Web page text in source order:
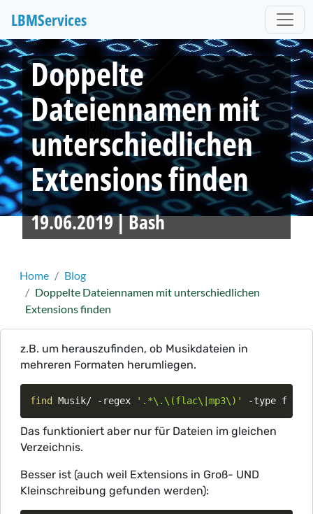
LBMServices
Doppelte
Dateiennamen mit
unterschiedlichen
Extensions finden
19.06.2019 |Bash
Home
Blog
Doppelte Dateiennamen mit unterschiedlichen
Extensions finden
z.B. um herauszufinden, ob Musikdateien in
mehreren Formaten herumliegen.
find Musik/ -regex '.*\.\(flac\|mp3\)' -type f
Das funktioniert aber nur für Dateien im gleichen
Verzeichnis.
Besser ist (auch weil Extensions in Groß- UND
Kleinschreibung gefunden werden):